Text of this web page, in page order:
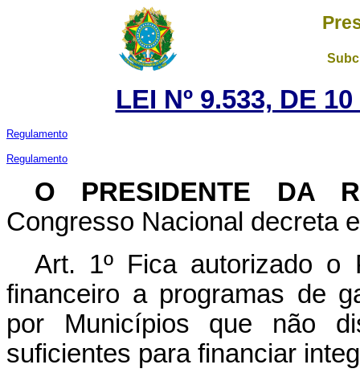
LEI Nº 9.533, DE
Regulamento
Regulamento
O PRESIDENTE DA
Congresso Nacional decreta
Art. 1º Fica autorizado o
financeiro a programas de
por Municípios que não
suficientes para financiar